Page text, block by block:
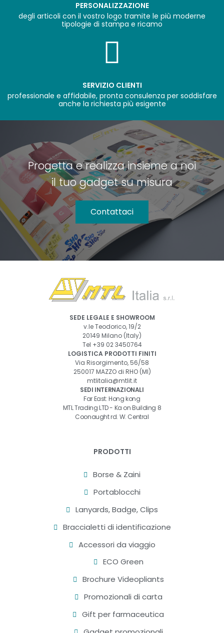
PERSONALIZZAZIONE
degli articoli con il vostro logo tramite le più moderne
tipologie di stampa e ricamo
SERVIZIO CLIENTI
professionale e affidabile, pronta consulenza per soddisfare
anche la richiesta più esigente
Progetta e realizza insieme a noi
il tuo gadget su misura
Contattaci
SEDE LEGALE E SHOWROOM
v.le Teodorico, 19/2
20149 Milano (Italy)
Tel +39 02 3450764
LOGISTICA PRODOTTI FINITI
Via Risorgimento, 56/58
250017 MAZZO di RHO (MI)
mtlitalia@mtlit.it
SEDI INTERNAZIONALI
Far East: Hong kong
MTL Trading LTD - Ka on Building 8
Coonaught rd. W. Central
PRODOTTI
Borse & Zaini
Portablocchi
Lanyards, Badge, Clips
Braccialetti di identificazione
Accessori da viaggio
ECO Green
Brochure Videopliants
Promozionali di carta
Gift per farmaceutica